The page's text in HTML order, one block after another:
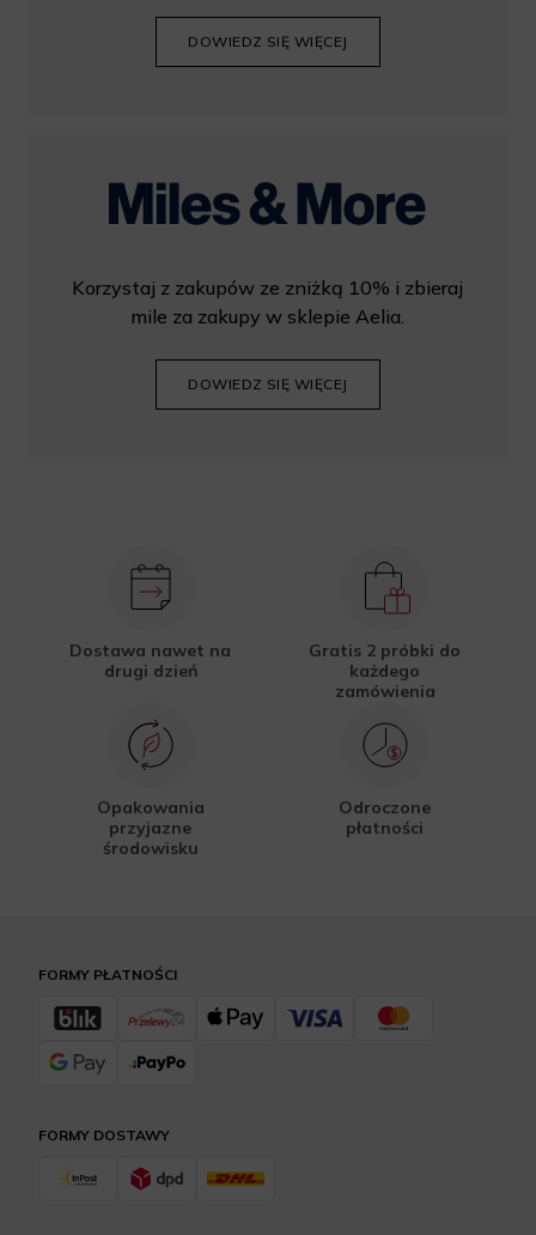
DOWIEDZ SIĘ WIĘCEJ
Korzystaj z zakupów ze zniżką 10% i zbieraj
mile za zakupy w sklepie Aelia.
DOWIEDZ SIĘ WIĘCEJ
Dostawa nawet na
drugi dzień
Gratis 2 próbki do
każdego
zamówienia
Opakowania
przyjazne
środowisku
Odroczone
płatności
FORMY DOSTAWY
FORMY PŁATNOŚCI